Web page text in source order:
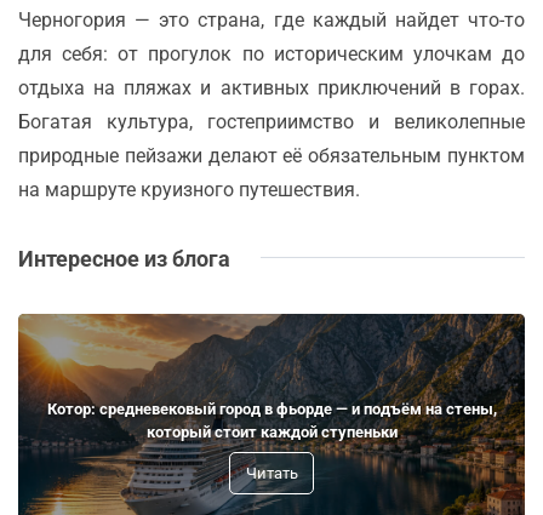
Черногория — это страна, где каждый найдет что-то
для себя: от прогулок по историческим улочкам до
отдыха на пляжах и активных приключений в горах.
Богатая культура, гостеприимство и великолепные
природные пейзажи делают её обязательным пунктом
на маршруте круизного путешествия.
Интересное из блога
Котор: средневековый город в фьорде — и подъём на стены,
который стоит каждой ступеньки
Читать